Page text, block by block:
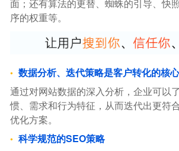
面；还有算法的更替、蜘蛛的引导、快
序的权重等。
数据分析、迭代策略是客户转化的核
通过对网站数据的深入分析，企业可以
惯、需求和行为特征，从而迭代出更符
优化方案。
科学规范的SEO策略